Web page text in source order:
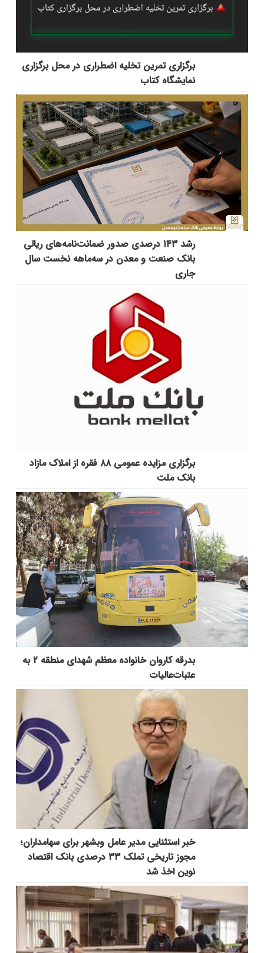
برگزاری تمرین تخلیه اضطراری در محل برگزاری
نمایشگاه کتاب
رشد ۱۴۳ درصدی صدور ضمانت‌نامه‌های ریالی
بانک صنعت و معدن در سه‌ماهه نخست سال
جاری
برگزاری مزایده عمومی ۸۸ فقره از املاک مازاد
بانک ملت
بدرقه کاروان خانواده معظم شهدای منطقه ۲ به
عتبات‌عالیات
خبر استثنایی مدیر عامل وبشهر برای سهامداران؛
مجوز تاریخی تملک ۳۳ درصدی بانک اقتصاد
نوین اخذ شد